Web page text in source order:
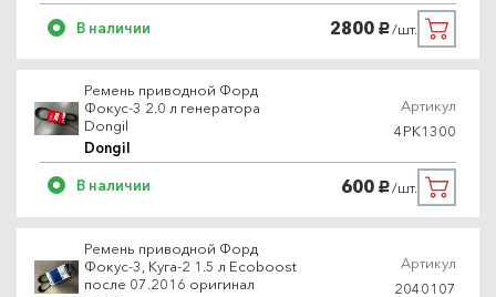
В наличии 2800 руб./шт.
Ремень приводной Форд
Фокус-3 2.0 л генератора
Dongil
Dongil
Артикул
4PK1300
В наличии 600 руб./шт.
Ремень приводной Форд
Фокус-3, Куга-2 1.5 л Ecoboost
после 07.2016 оригинал
Артикул
2040107